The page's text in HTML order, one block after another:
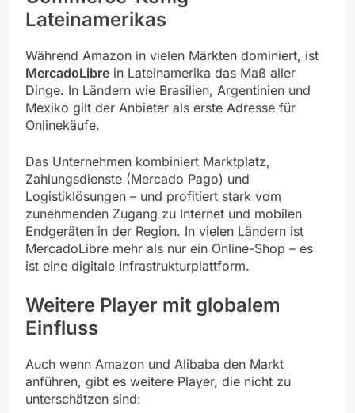
Lateinamerikas
Während Amazon in vielen Märkten dominiert, ist
MercadoLibre in Lateinamerika das Maß aller
Dinge. In Ländern wie Brasilien, Argentinien und
Mexiko gilt der Anbieter als erste Adresse für
Onlinekäufe.
Das Unternehmen kombiniert Marktplatz,
Zahlungsdienste (Mercado Pago) und
Logistiklösungen – und profitiert stark vom
zunehmenden Zugang zu Internet und mobilen
Endgeräten in der Region. In vielen Ländern ist
MercadoLibre mehr als nur ein Online-Shop – es
ist eine digitale Infrastrukturplattform.
Weitere Player mit globalem
Einfluss
Auch wenn Amazon und Alibaba den Markt
anführen, gibt es weitere Player, die nicht zu
unterschätzen sind: